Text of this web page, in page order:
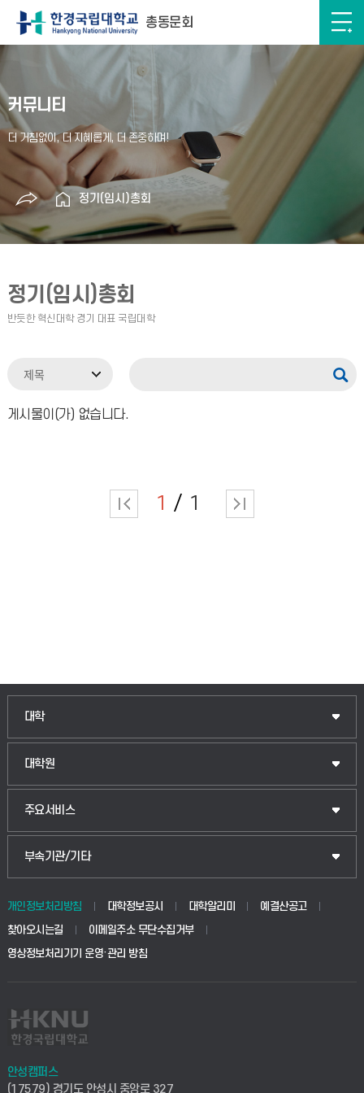
총동문회
커뮤니티
정기(임시)총회
정기(임시)총회
게시물이(가) 없습니다.
1 1
대학
인문융합공공인재학부
법경영학부
생명공학부
사회안전시스템공학부
대학원
일반대학원
산업대학원
공공정책대학원
교육대학원
주요서비스
입학안내
웹메일
학사시스템(전문학사 및 전공심화)
사이버캠퍼스(전문학사 및 전공심화)
시설바로처리서비스
부속기관/기타
중앙도서관
학생생활관(안성)
산학협력단
취업지원센터
개인정보처리방침 대학정보공시 대학알리미
예결산공고
찾아오시는길
이메일주소 무단수집거부
영상정보처리기기 운영·관리 방침
안성캠퍼스
(17579) 경기도 안성시 중앙로 327